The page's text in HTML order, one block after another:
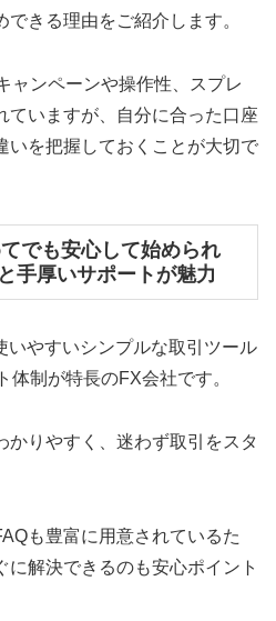
きる理由をご紹介します。
ャンペーンや操作性、スプレ
ていますが、自分に合った口座
いを把握しておくことが大切で
でも安心して始められ
手厚いサポートが魅力
いやすいシンプルな取引ツール
体制が特長のFX会社です。
かりやすく、迷わず取引をスタ
も豊富に用意されているた
に解決できるのも安心ポイント